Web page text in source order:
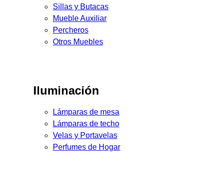
Sillas y Butacas
Mueble Auxiliar
Percheros
Otros Muebles
Iluminación
Lámparas de mesa
Lámparas de techo
Velas y Portavelas
Perfumes de Hogar